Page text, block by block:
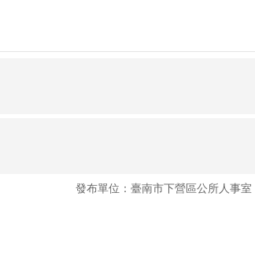
發布單位：臺南市下營區公所人事室